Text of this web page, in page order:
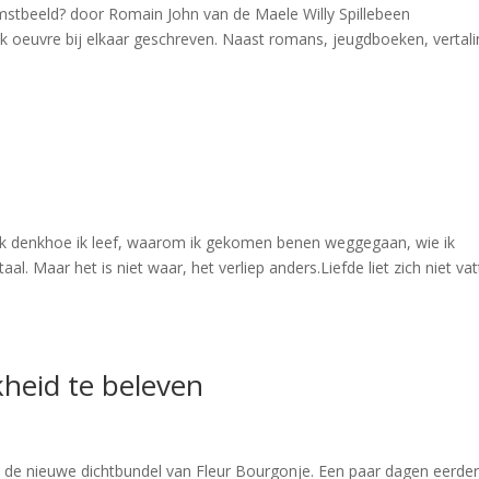
door Romain John van de Maele Willy Spillebeen
bij elkaar geschreven. Naast romans, jeugdboeken,
denkhoe ik leef, waarom ik gekomen benen weggegaan, wie ik
Maar het is niet waar, het verliep anders.Liefde liet zich niet
te beleven
nieuwe dichtbundel van Fleur Bourgonje. Een paar dagen